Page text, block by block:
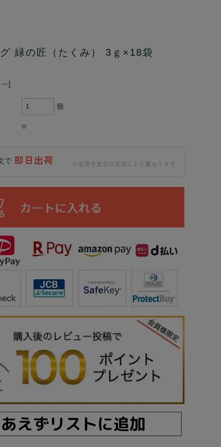
緑の匠（たくみ） 3ｇ×18袋
]
個
○
で 即日出荷